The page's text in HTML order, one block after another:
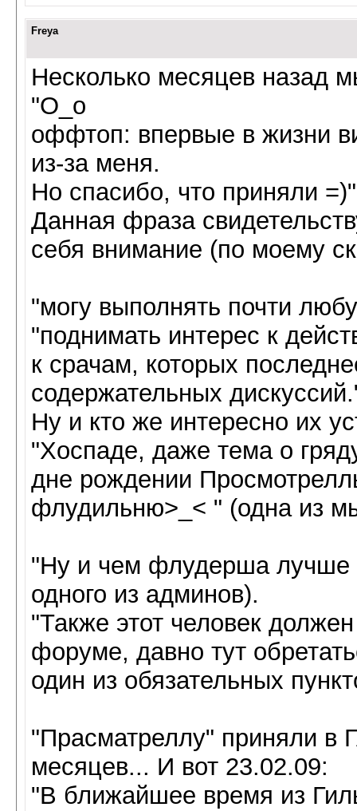
Freya
Несколько месяцев назад
"О_о
оффтоп: впервые в жизни
из-за меня.
Но спасибо, что приняли =)"
Данная фраза
себя внимание (по моему
"могу выполнять почти
"поднимать интерес к
к срачам, которых
содержательных
Ну и кто же интересно их
"Хоспаде, даже тема о
дне рождении
флудильню>_< " (одна из
"Ну и чем флудерша лучше
одного из админов).
"Также этот человек
форуме, давно тут
один из обязательных
"Прасматреллу" приняли в
месяцев... И вот 23.02.09:
"В ближайшее время из